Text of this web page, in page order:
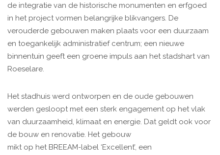
de integratie van de historische monumenten en erfgoed
in het project vormen belangrijke blikvangers. De
verouderde gebouwen maken plaats voor een duurzaam
en toegankelijk administratief centrum; een nieuwe
binnentuin geeft een groene impuls aan het stadshart van
Roeselare.
Het stadhuis werd ontworpen en de oude gebouwen
werden gesloopt met een sterk engagement op het vlak
van duurzaamheid, klimaat en energie. Dat geldt ook voor
de bouw en renovatie. Het gebouw
mikt op het BREEAM-label ‘Excellent’, een